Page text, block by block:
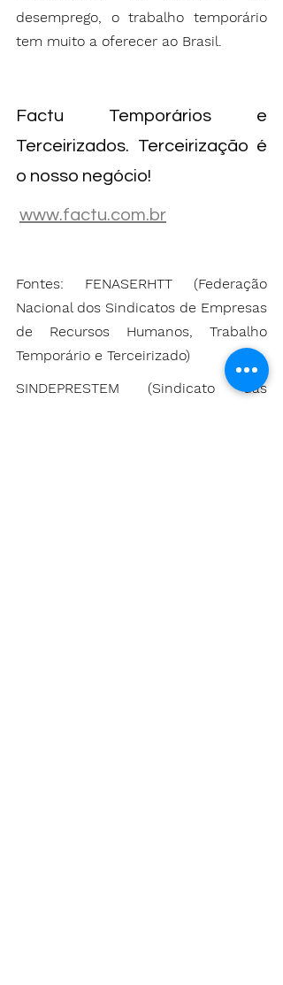
desemprego, o trabalho temporário
tem muito a oferecer ao Brasil.
Factu Temporários e
Terceirizados. Terceirização é
o nosso negócio!
www.factu.com.br
Fontes: FENASERHTT (Federação
Nacional dos Sindicatos de Empresas
de Recursos Humanos, Trabalho
Temporário e Terceirizado)
SINDEPRESTEM (Sindicato das